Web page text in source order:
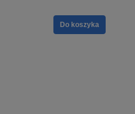
Do koszyka